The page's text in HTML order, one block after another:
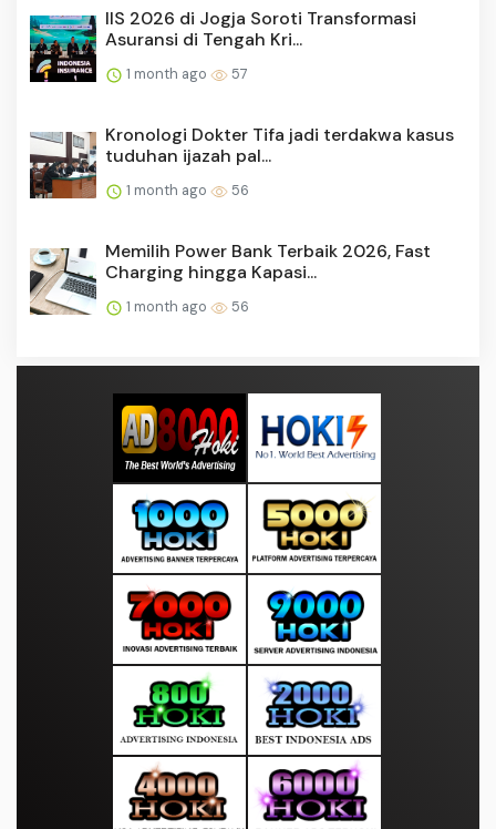
IIS 2026 di Jogja Soroti Transformasi
Asuransi di Tengah Kri...
1 month ago 57
Kronologi Dokter Tifa jadi terdakwa kasus
tuduhan ijazah pal...
1 month ago 56
Memilih Power Bank Terbaik 2026, Fast
Charging hingga Kapasi...
1 month ago 56